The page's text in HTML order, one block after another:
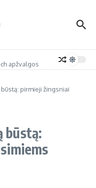
apžvalgos
pirmieji žingsniai
būstą: